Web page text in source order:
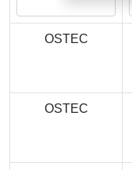
OSTEC
OSTEC